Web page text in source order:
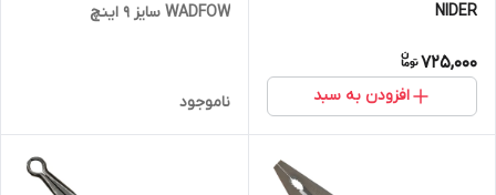
NIDER
725,000
افزودن به سبد
WADFOW سایز 9 اینچ
ناموجود